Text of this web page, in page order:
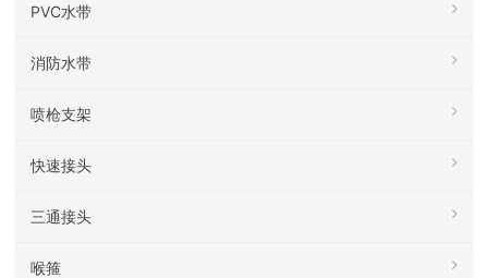
PVC水带
消防水带
喷枪支架
快速接头
三通接头
喉箍